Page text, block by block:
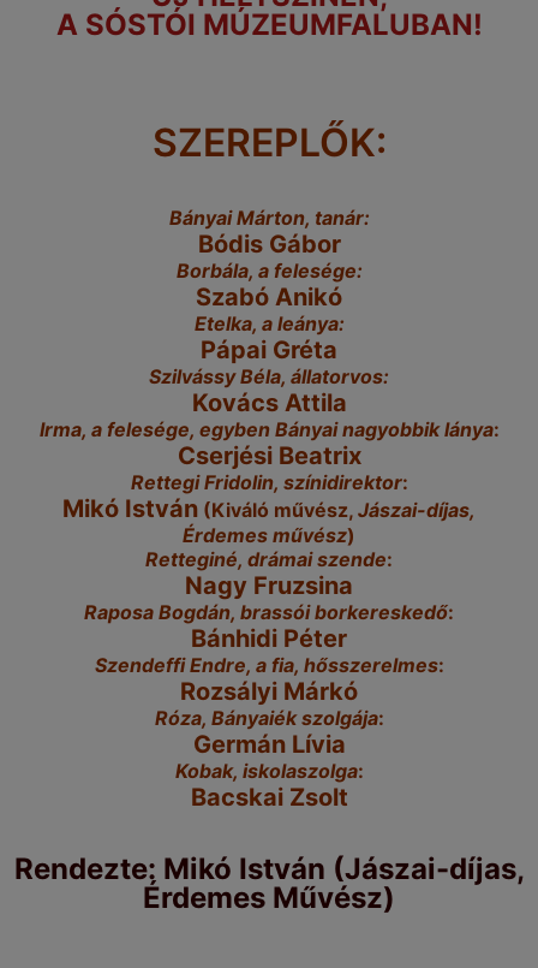
A SÓSTÓI MÚZEUMFALUBAN!
SZEREPLŐK:
Bányai Márton, tanár:
Bódis Gábor
Borbála, a felesége:
Szabó Anikó
Etelka, a leánya:
Pápai Gréta​
Szilvássy Béla, állatorvos:
Kovács Attila
Irma, a felesége, egyben Bányai nagyobbik lánya:
Cserjési Beatrix
Rettegi Fridolin, színidirektor:
Mikó István (Kiváló művész, Jászai-díjas,
Érdemes művész)
Retteginé, drámai szende:
Nagy Fruzsina
Raposa Bogdán, brassói borkereskedő:
Bánhidi Péter
Szendeffi Endre, a fia, hősszerelmes:
Rozsályi Márkó
Róza, Bányaiék szolgája:
Germán Lívia
Kobak, iskolaszolga:
Bacskai Zsolt
Rendezte: Mikó István (Jászai-díjas,
Érdemes Művész)